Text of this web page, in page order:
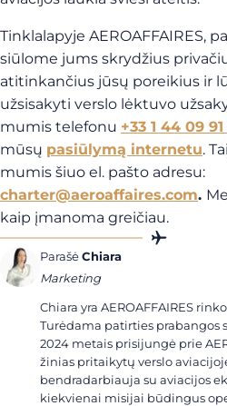
Tinklalapyje AEROAFFAIRES,
siūlome jums skrydžius
atitinkančius jūsų poreikius ir
užsisakyti verslo lėktuvo
mumis telefonu +33 1 44 09
mūsų pasiūlymą internetu.
mumis šiuo el. pašto adresu:
charter@aeroaffaires.com.
kaip įmanoma greičiau.
ParašėChiara
Marketing
Chiara yra AEROAFFAIRES
Turėdama patirties prabangos
2024 metais prisijungė prie
žinias pritaikytų verslo
bendradarbiauja su aviacijos
kiekvienai misijai būdingus